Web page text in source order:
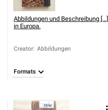
Abbildungen und Beschreibung [...]
in Europa.
Creator: Abbildungen
Formats